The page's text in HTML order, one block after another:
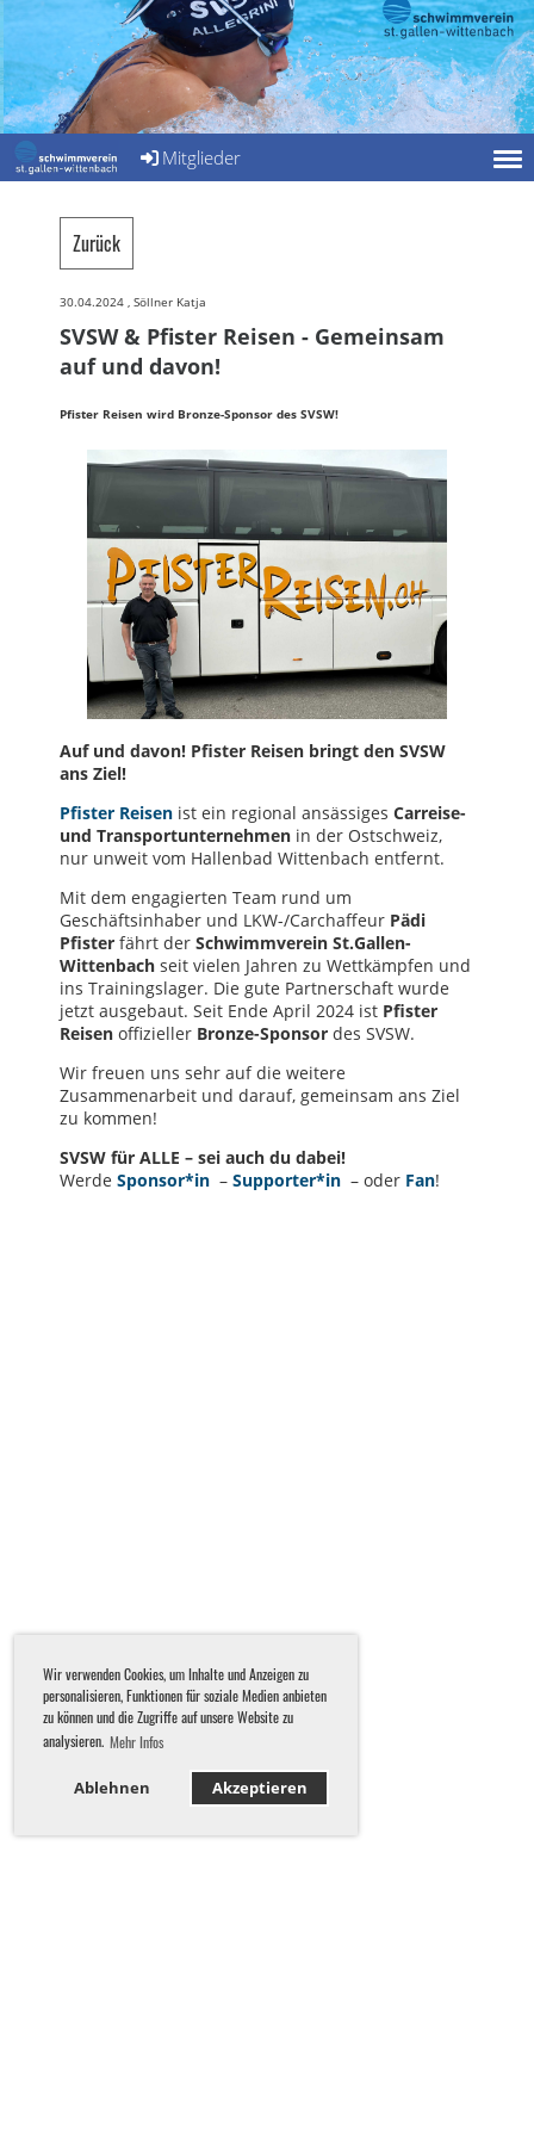
Wir verwenden Cookies, um Inhalte und Anzeigen zu
personalisieren, Funktionen für soziale Medien anbieten
zu können und die Zugriffe auf unsere Website zu
analysieren. Mehr Infos
Ablehnen Akzeptieren
Mitglieder
Zurück
30.04.2024 , Söllner Katja
SVSW & Pfister Reisen - Gemeinsam
auf und davon!
Pfister Reisen wird Bronze-Sponsor des SVSW!
Auf und davon! Pfister Reisen bringt den SVSW
ans Ziel!
Pfister Reisen ist ein regional ansässiges Carreise-
und Transportunternehmen in der Ostschweiz,
nur unweit vom Hallenbad Wittenbach entfernt.
Mit dem engagierten Team rund um
Geschäftsinhaber und LKW-/Carchaffeur Pädi
Pfister fährt der Schwimmverein St.Gallen-
Wittenbach seit vielen Jahren zu Wettkämpfen und
ins Trainingslager. Die gute Partnerschaft wurde
jetzt ausgebaut. Seit Ende April 2024 ist Pfister
Reisen offizieller Bronze-Sponsor des SVSW.
Wir freuen uns sehr auf die weitere
Zusammenarbeit und darauf, gemeinsam ans Ziel
zu kommen!
SVSW für ALLE – sei auch du dabei!
Werde Sponsor*in – Supporter*in – oder Fan!